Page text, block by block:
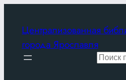
содержимому
Централизованная
города Ярославля
Поиск